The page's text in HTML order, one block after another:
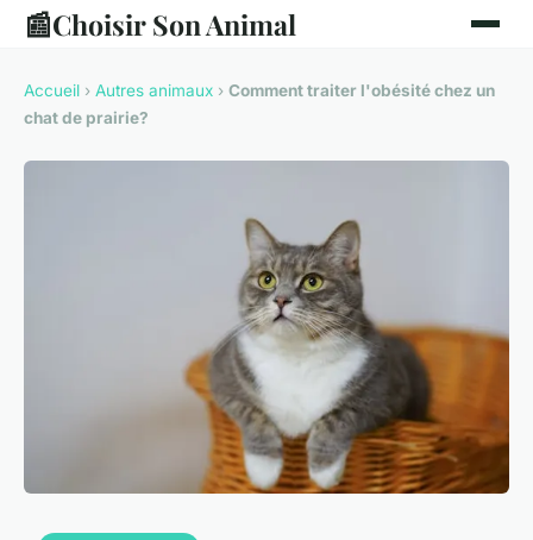
📰Choisir Son Animal
Accueil › Autres animaux › Comment traiter l'obésité chez un
chat de prairie?